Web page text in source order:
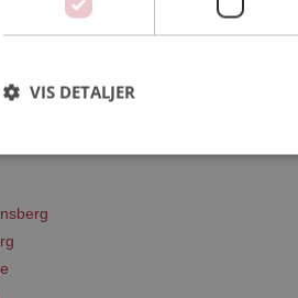
VIS DETALJER